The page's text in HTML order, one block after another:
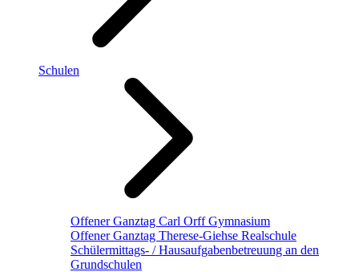
Schulen
Offener Ganztag Carl Orff Gymnasium
Offener Ganztag Therese-Giehse Realschule
Schülermittags- / Hausaufgabenbetreuung an den
Grundschulen